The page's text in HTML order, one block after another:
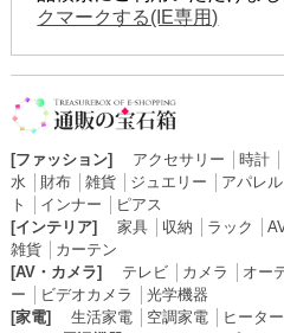
クマークする(IE専用)
[ファッション] アクセサリー 時計│
水
財布│ 雑貨│ ジュエリー アパレル
ト
インナー
ピアス
[インテリア]
家具│ 収納 ラック
雑貨│ カーテン
[AV・カメラ]
テレビ│ カメラ オー
ー
ビデオカメラ
光学機器
[家電]
生活家電│ 空調家電│ ヒーター